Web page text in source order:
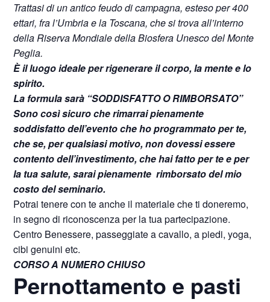
Trattasi di un antico feudo di campagna, esteso per 400
ettari, fra l’Umbria e la Toscana, che si trova all’interno
della Riserva Mondiale della Biosfera Unesco del Monte
Peglia.
È il luogo ideale per rigenerare il corpo, la mente e lo
spirito.
La formula sarà “SODDISFATTO O RIMBORSATO”
Sono così sicuro che rimarrai pienamente
soddisfatto dell’evento che ho programmato per te,
che se, per qualsiasi motivo, non dovessi essere
contento dell’investimento, che hai fatto per te e per
la tua salute, sarai pienamente rimborsato del mio
costo del seminario.
Potrai tenere con te anche il materiale che ti doneremo,
in segno di riconoscenza per la tua partecipazione.
Centro Benessere, passeggiate a cavallo, a piedi, yoga,
cibi genuini etc.
CORSO A NUMERO CHIUSO
Pernottamento e pasti